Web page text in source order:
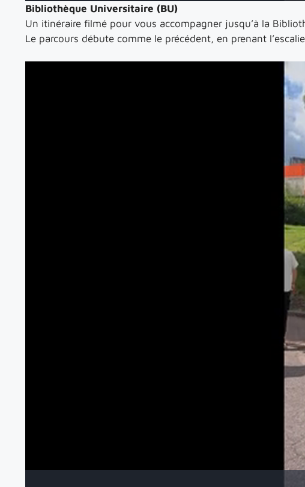
Bibliothèque Universitaire (BU)
Un itinéraire filmé pour vous accompagner jusqu’à la
Le parcours débute comme le précédent, en prenant